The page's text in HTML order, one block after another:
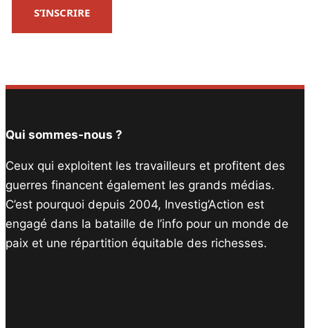
S’INSCRIRE
Qui sommes-nous ?
Ceux qui exploitent les travailleurs et profitent des
guerres financent également les grands médias.
C’est pourquoi depuis 2004, Investig’Action est
engagé dans la bataille de l’info pour un monde de
paix et une répartition équitable des richesses.